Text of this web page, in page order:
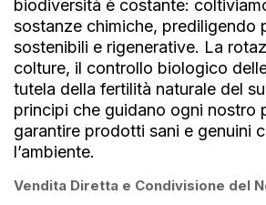
biodiversità è costante:
sostanze chimiche, prediligendo
sostenibili e rigenerative. La
colture, il controllo biologico
tutela della fertilità naturale del
principi che guidano ogni nostro
garantire prodotti sani e genuini
l’ambiente.
Vendita Diretta e Condivisione del